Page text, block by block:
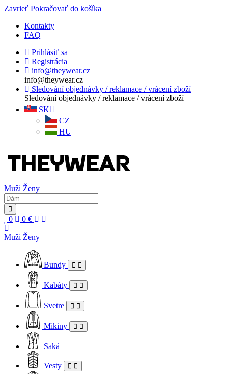
Zavrieť Pokračovať do košíka
Kontakty
FAQ
Prihlásiť sa
Registrácia
info@theywear.cz
info@theywear.cz
Sledování objednávky / reklamace / vrácení zboží
Sledování objednávky / reklamace / vrácení zboží
SK
CZ
HU
Muži Ženy
0 0 €
Muži Ženy
Bundy
Kabáty
Svetre
Mikiny
Saká
Vesty